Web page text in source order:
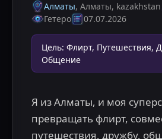
Алматы, Алматы, kazakhstan
Гетеро
07.07.2026
Цель: Флирт, Путешествия,
Общение
Я из Алматы, и моя
превращать флирт,
путешествия, дружбу,